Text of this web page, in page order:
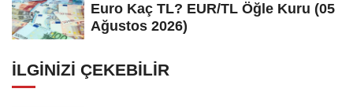
Euro Kaç TL? EUR/TL Öğle Kuru (05
Ağustos 2026)
İLGINIZI ÇEKEBILIR